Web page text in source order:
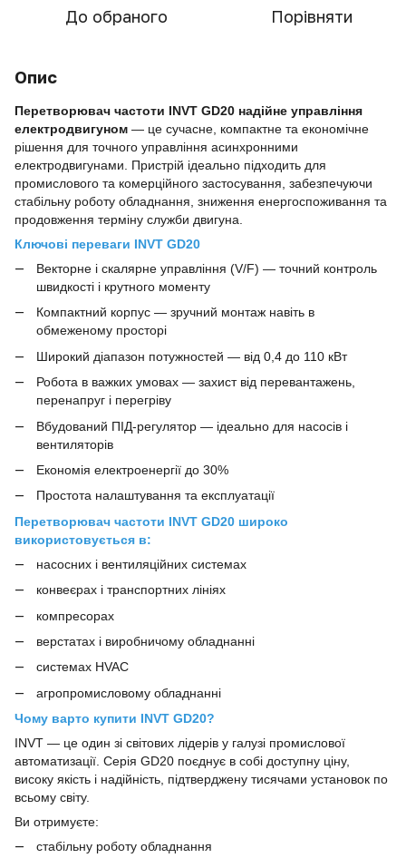
До обраного Порівняти
Опис
Перетворювач частоти INVT GD20 надійне управління
електродвигуном — це сучасне, компактне та економічне
рішення для точного управління асинхронними
електродвигунами. Пристрій ідеально підходить для
промислового та комерційного застосування, забезпечуючи
стабільну роботу обладнання, зниження енергоспоживання та
продовження терміну служби двигуна.
Ключові переваги INVT GD20
Векторне і скалярне управління (V/F) — точний контроль
швидкості і крутного моменту
Компактний корпус — зручний монтаж навіть в
обмеженому просторі
Широкий діапазон потужностей — від 0,4 до 110 кВт
Робота в важких умовах — захист від перевантажень,
перенапруг і перегріву
Вбудований ПІД-регулятор — ідеально для насосів і
вентиляторів
Економія електроенергії до 30%
Простота налаштування та експлуатації
Перетворювач частоти INVT GD20 широко
використовується в:
насосних і вентиляційних системах
конвеєрах і транспортних лініях
компресорах
верстатах і виробничому обладнанні
системах HVAC
агропромисловому обладнанні
Чому варто купити INVT GD20?
INVT — це один зі світових лідерів у галузі промислової
автоматизації. Серія GD20 поєднує в собі доступну ціну,
високу якість і надійність, підтверджену тисячами установок по
всьому світу.
Ви отримуєте:
стабільну роботу обладнання